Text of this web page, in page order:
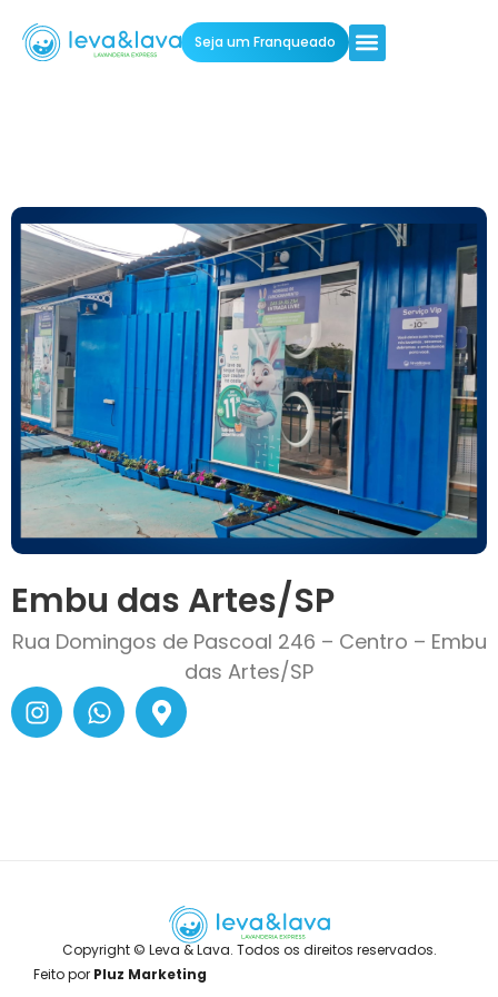
Seja um Franqueado
Embu das Artes/SP
Rua Domingos de Pascoal 246 – Centro – Embu
das Artes/SP
Copyright © Leva & Lava. Todos os direitos reservados.
Feito por Pluz Marketing